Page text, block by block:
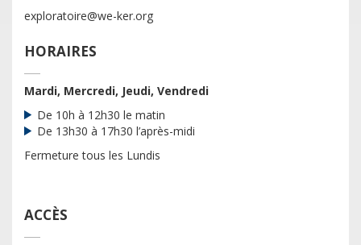
exploratoire@we-ker.org
HORAIRES
Mardi, Mercredi, Jeudi, Vendredi
De 10h à 12h30 le matin
De 13h30 à 17h30 l’après-midi
Fermeture tous les Lundis
ACCÈS